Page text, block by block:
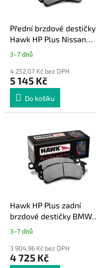
Přední brzdové destičky
Hawk HP Plus Nissan
200SX S14,S15 / 300ZX
WRX (4 pístek)
HB700N.562
3–7 dnů
4 252,07 Kč bez DPH
5 145 Kč
Do košíku
Hawk HP Plus zadní
brzdové destičky BMW
řady 1, 2, 3, 4, gen. F s M
3–7 dnů
3 904,96 Kč bez DPH
4 725 Kč